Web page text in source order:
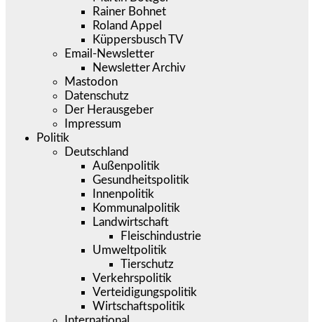
Rainer Bohnet
Roland Appel
Küppersbusch TV
Email-Newsletter
Newsletter Archiv
Mastodon
Datenschutz
Der Herausgeber
Impressum
Politik
Deutschland
Außenpolitik
Gesundheitspolitik
Innenpolitik
Kommunalpolitik
Landwirtschaft
Fleischindustrie
Umweltpolitik
Tierschutz
Verkehrspolitik
Verteidigungspolitik
Wirtschaftspolitik